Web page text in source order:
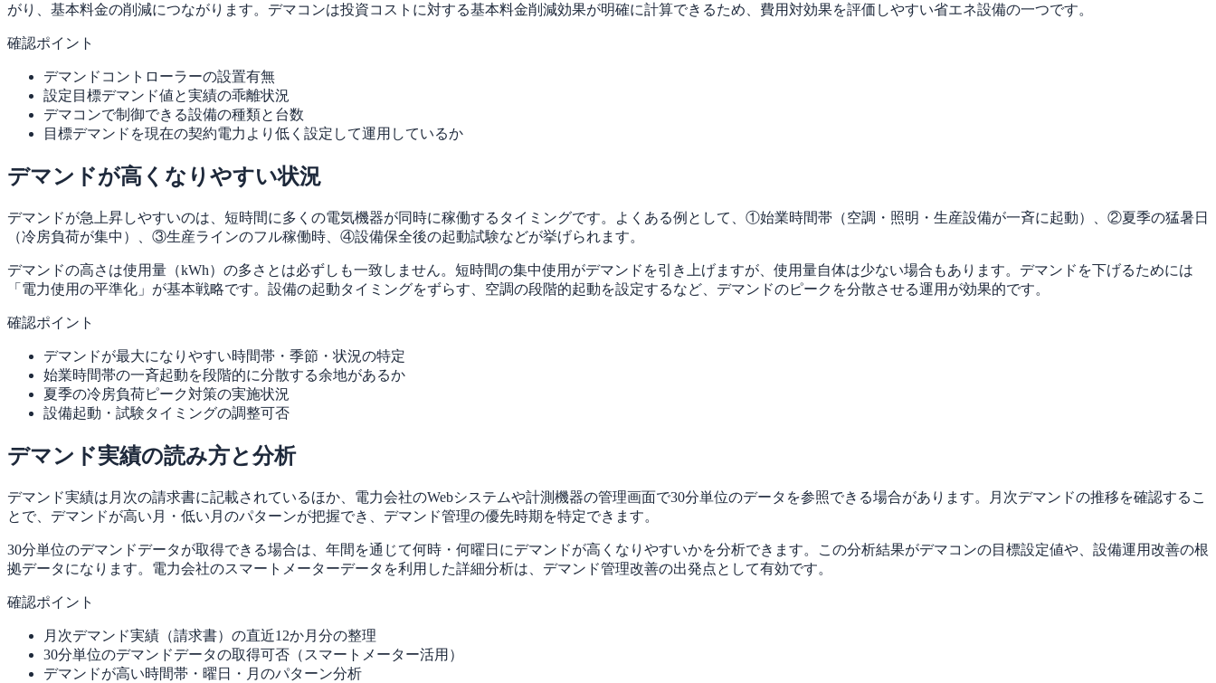
がり、基本料金の削減につながります。デマコンは投資コストに対する基本料金削減効果が明確に計算できるため、費用対効果を評価しやすい省エネ設備の一つです。
確認ポイント
デマンドコントローラーの設置有無
設定目標デマンド値と実績の乖離状況
デマコンで制御できる設備の種類と台数
目標デマンドを現在の契約電力より低く設定して運用しているか
デマンドが高くなりやすい状況
デマンドが急上昇しやすいのは、短時間に多くの電気機器が同時に稼働するタイミングです。よくある例として、①始業時間帯（空調・照明・生産設備が一斉に起動）、②夏季の猛暑日
（冷房負荷が集中）、③生産ラインのフル稼働時、④設備保全後の起動試験などが挙げられます。
デマンドの高さは使用量（kWh）の多さとは必ずしも一致しません。短時間の集中使用がデマンドを引き上げますが、使用量自体は少ない場合もあります。デマンドを下げるためには
「電力使用の平準化」が基本戦略です。設備の起動タイミングをずらす、空調の段階的起動を設定するなど、デマンドのピークを分散させる運用が効果的です。
確認ポイント
デマンドが最大になりやすい時間帯・季節・状況の特定
始業時間帯の一斉起動を段階的に分散する余地があるか
夏季の冷房負荷ピーク対策の実施状況
設備起動・試験タイミングの調整可否
デマンド実績の読み方と分析
デマンド実績は月次の請求書に記載されているほか、電力会社のWebシステムや計測機器の管理画面で30分単位のデータを参照できる場合があります。月次デマンドの推移を確認するこ
とで、デマンドが高い月・低い月のパターンが把握でき、デマンド管理の優先時期を特定できます。
30分単位のデマンドデータが取得できる場合は、年間を通じて何時・何曜日にデマンドが高くなりやすいかを分析できます。この分析結果がデマコンの目標設定値や、設備運用改善の根
拠データになります。電力会社のスマートメーターデータを利用した詳細分析は、デマンド管理改善の出発点として有効です。
確認ポイント
月次デマンド実績（請求書）の直近12か月分の整理
30分単位のデマンドデータの取得可否（スマートメーター活用）
デマンドが高い時間帯・曜日・月のパターン分析